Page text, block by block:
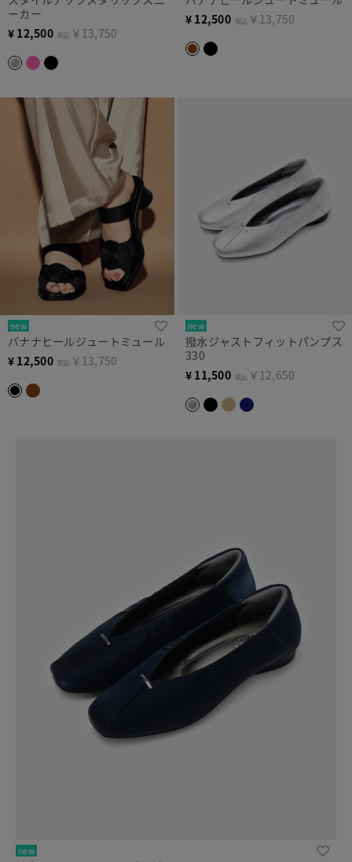
ーカー
¥ 12,500 税込 ￥13,750
¥ 12,500 税込 ￥13,750
new
バナナヒールジュートミュール
¥ 12,500 税込 ￥13,750
new
撥水ジャストフィットパンプス
330
¥ 11,500 税込 ￥12,650
new